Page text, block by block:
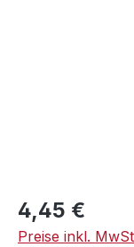
Regulärer Preis:
4,45 €
Preise inkl.